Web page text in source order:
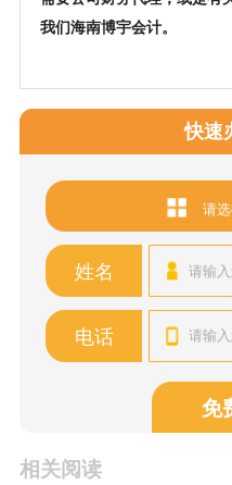
我们海南博宇会计。
快速
姓名
电话
免
相关阅读